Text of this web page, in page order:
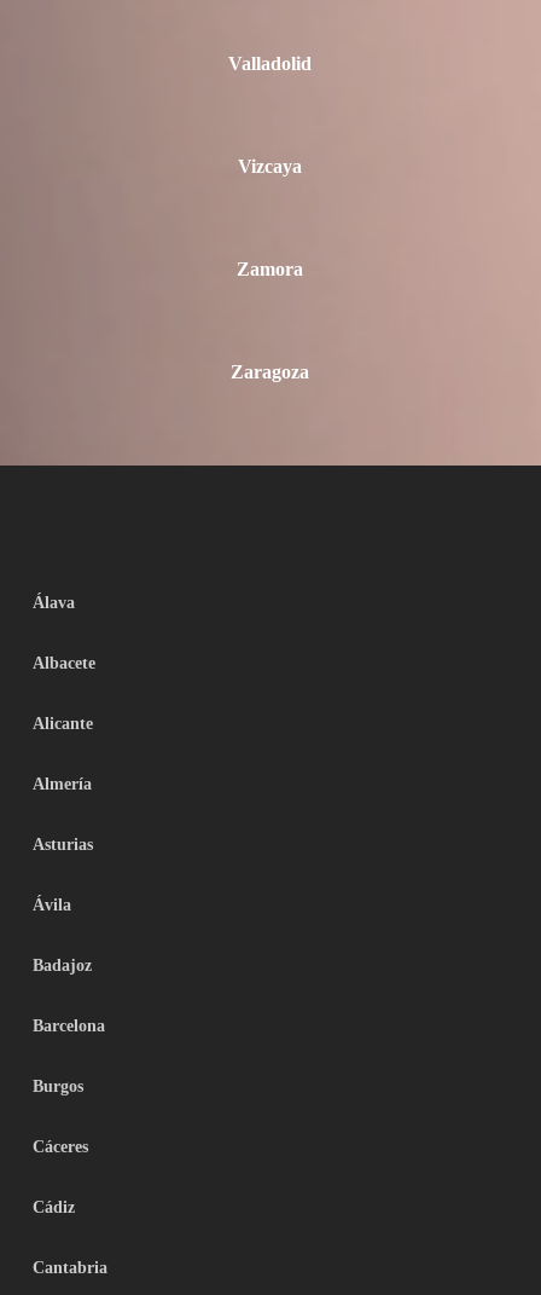
Valladolid
Vizcaya
Zamora
Zaragoza
Álava
Albacete
Alicante
Almería
Asturias
Ávila
Badajoz
Barcelona
Burgos
Cáceres
Cádiz
Cantabria